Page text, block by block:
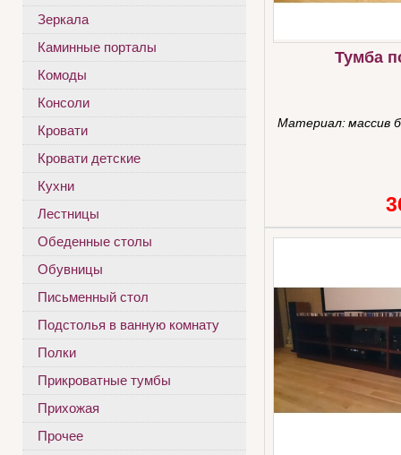
Тумба
Материал:массив
Зеркала
Каминные порталы
Комоды
Консоли
Кровати
Кровати детские
Кухни
Лестницы
Обеденные столы
Обувницы
Письменный стол
Подстолья в ванную комнату
Полки
Прикроватные тумбы
Прихожая
Прочее